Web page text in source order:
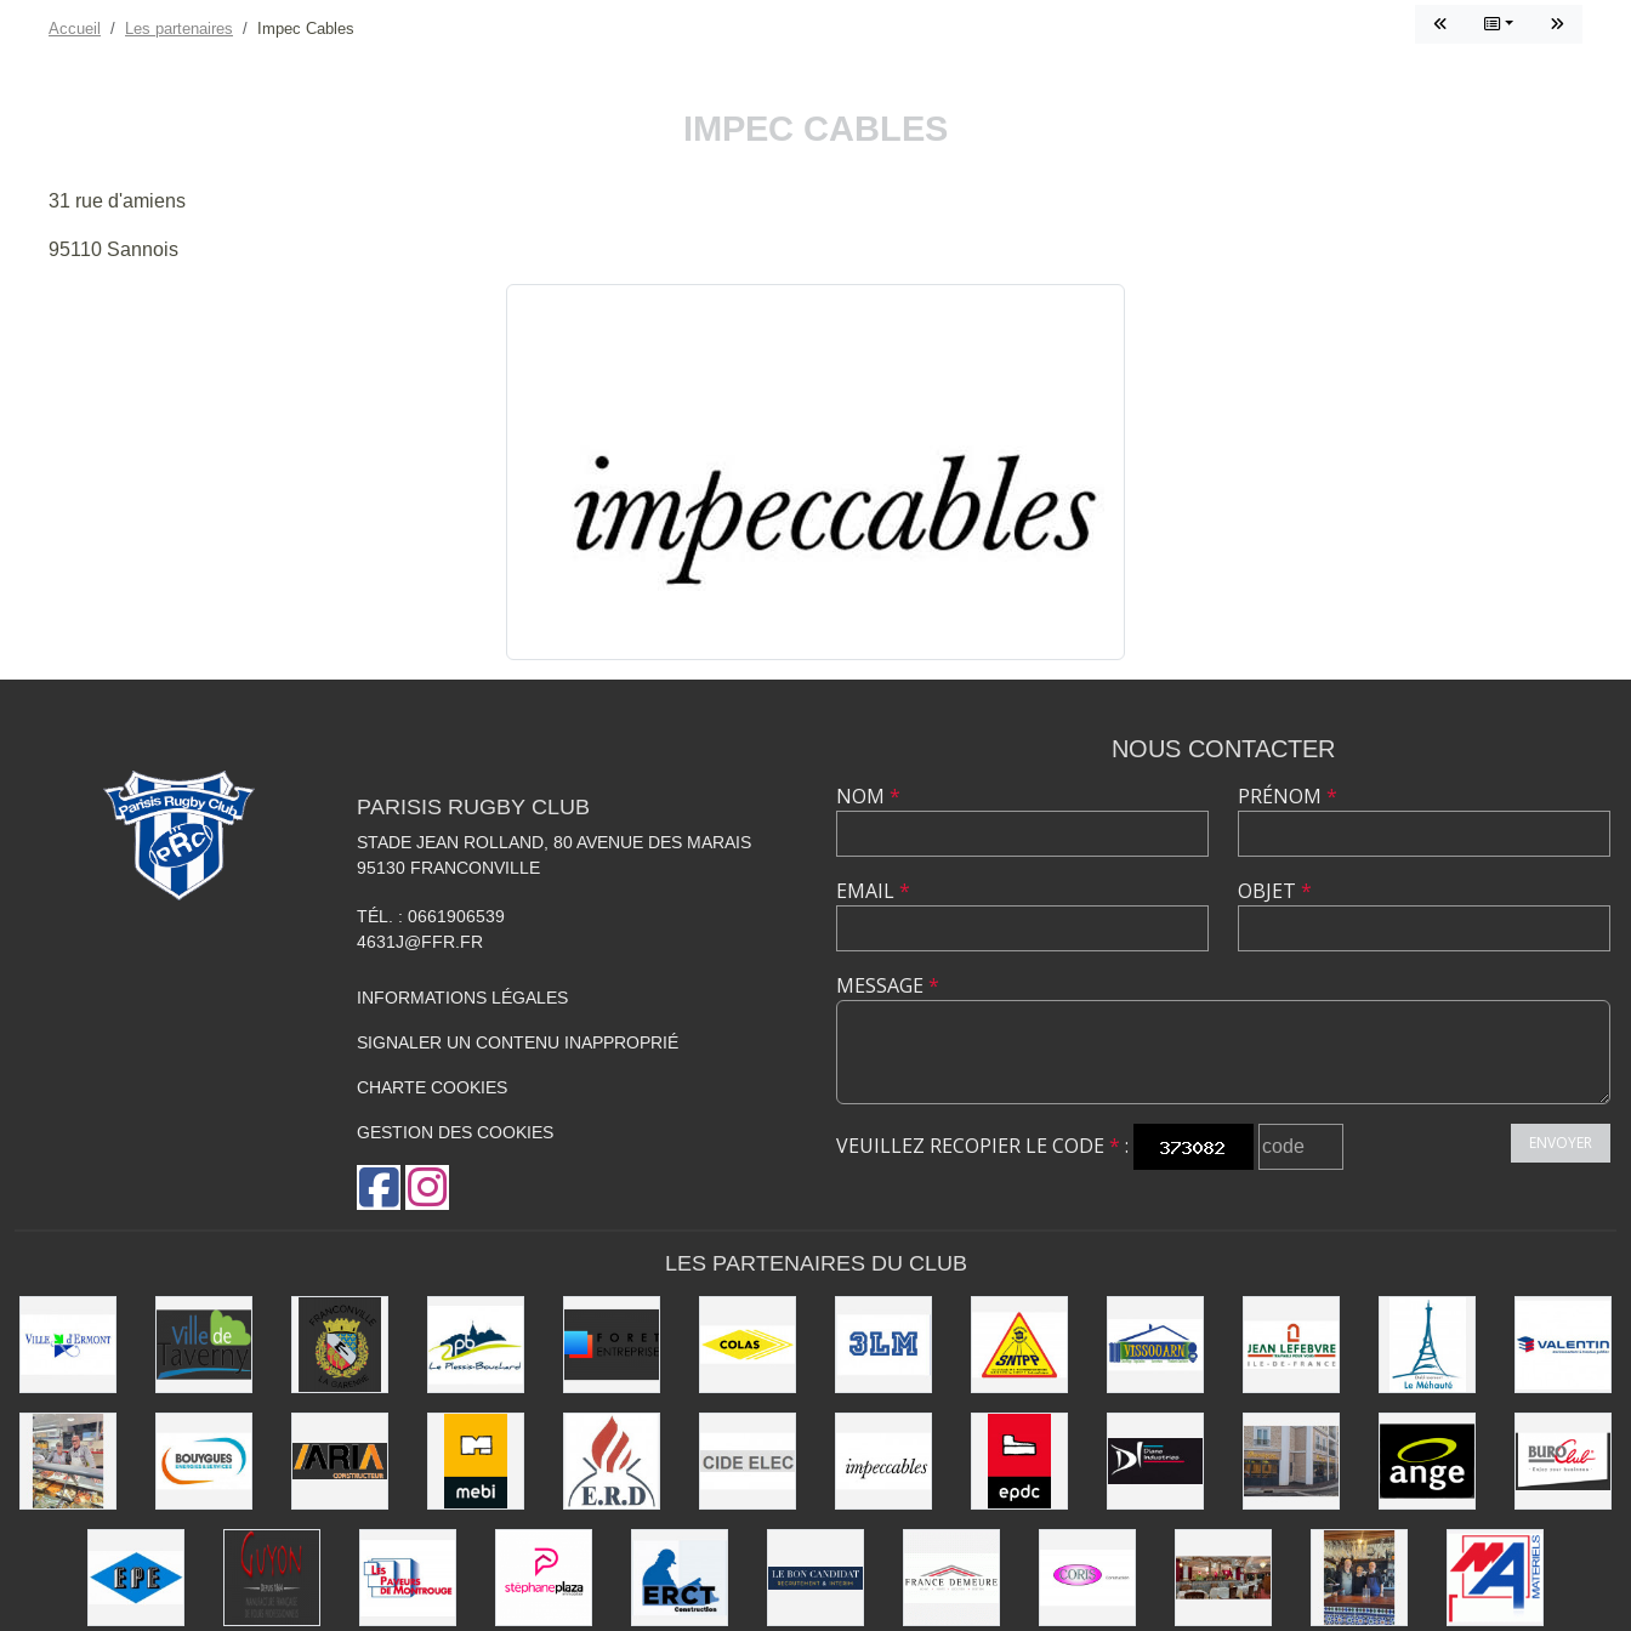
Accueil Les partenaires Impec Cables
IMPEC CABLES
31 rue d'amiens
95110 Sannois
PARISIS RUGBY CLUB
STADE JEAN ROLLAND, 80 AVENUE DES MARAIS
95130 FRANCONVILLE
TÉL. : 0661906539
4631J@FFR.FR
INFORMATIONS LÉGALES
SIGNALER UN CONTENU INAPPROPRIÉ
CHARTE COOKIES
GESTION DES COOKIES
NOUS CONTACTER
NOM *
EMAIL*
PRÉNOM *
OBJET *
MESSAGE *
VEUILLEZ RECOPIER LE CODE * : ENVOYER
LES PARTENAIRES DU CLUB